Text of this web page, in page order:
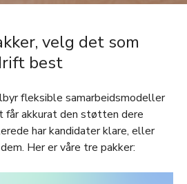
velg det som
best
fleksible samarbeidsmodeller
får akkurat den støtten dere
har kandidater klare, eller
Her er våre tre pakker: